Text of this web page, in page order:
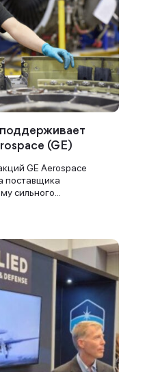
(GE)
GE Aerospace
поставщика
сильного...